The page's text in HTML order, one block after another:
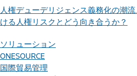
人権デューデリジェンス義務化の潮
ける人権リスクとどう向き合うか？
ソリューション
ONESOURCE
国際貿易管理